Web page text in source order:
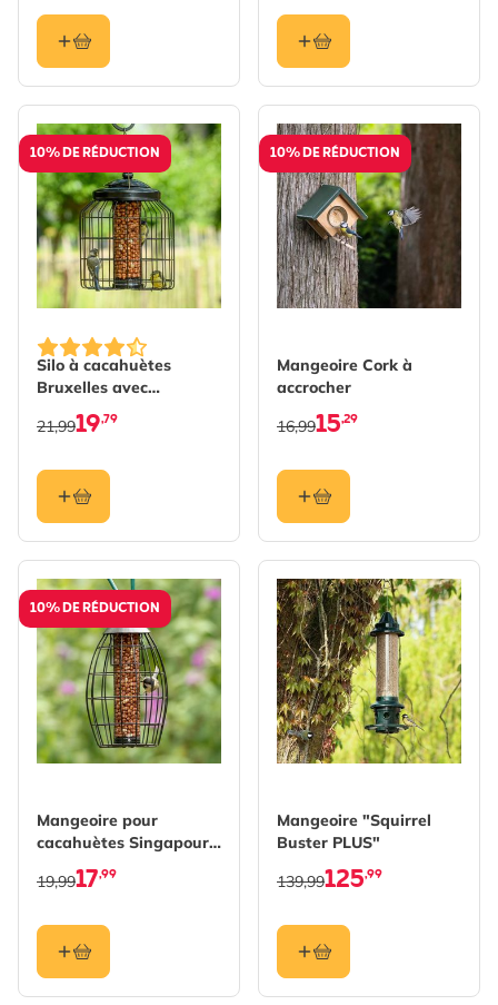
10% DE RÉDUCTION
Silo à cacahuètes
Bruxelles avec
protection
19,79
21,99
10% DE RÉDUCTION
Mangeoire Cork à
accrocher
15,29
16,99
10% DE RÉDUCTION
Mangeoire pour
cacahuètes Singapour -
cage de protection
17,99
19,99
Mangeoire "Squirrel
Buster PLUS"
125,99
139,99